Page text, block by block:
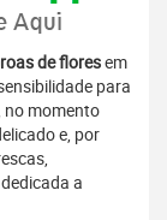
de floresem
para
no momento
e, por
a